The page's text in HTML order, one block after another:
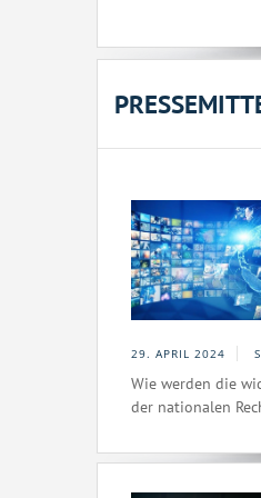
29. APRIL 2024
Wie werden die
der nationalen